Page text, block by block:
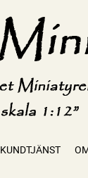
KUNDTJÄNST